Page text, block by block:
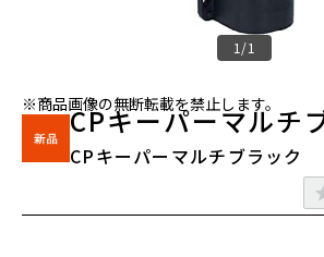
1/1
※商品画像の無断転載を禁止します。
CPキーパーマルチ
CPキーパーマルチブラック